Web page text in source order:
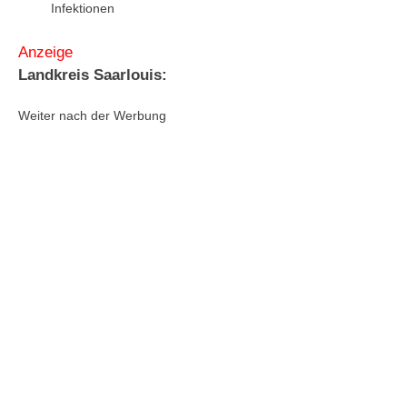
Infektionen
Anzeige
Landkreis Saarlouis:
Weiter nach der Werbung